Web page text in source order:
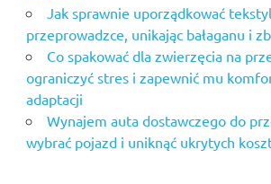
Jak sprawnie uporządkować
przeprowadzce, unikając bałaganu i
Co spakować dla zwierzęcia na
ograniczyć stres i zapewnić mu
adaptacji
Wynajem auta dostawczego do
wybrać pojazd i uniknąć ukrytych